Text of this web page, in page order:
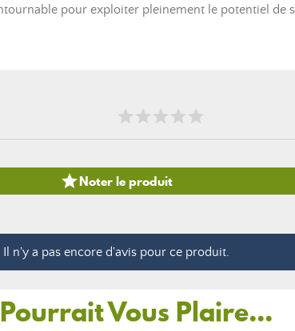
pour exploiter pleinement le potentiel de
Noter le produit
Il n'y a pas encore d'avis pour ce produit.
Vous Plaire...